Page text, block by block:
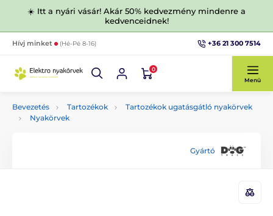
☀️ Itt a nyári vásár! Akár 50% kedvezmény mindenre a
kedvenceidnek!
Hívj minket (Hé-Pé 8-16) +36 21 300 7514
0
Menü
Bevezetés Tartozékok
Tartozékok ugatásgátló nyakörvek
Nyakörvek
Gyártó